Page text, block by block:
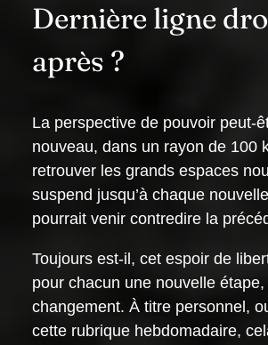
Dernière ligne
après ?
La perspective de pouvoir peut-
nouveau, dans un rayon de 100
retrouver les grands espaces
suspend jusqu’à chaque
pourrait venir contredire la
Toujours est-il, cet espoir de
pour chacun une nouvelle étape,
changement. À titre personnel,
cette rubrique hebdomadaire,